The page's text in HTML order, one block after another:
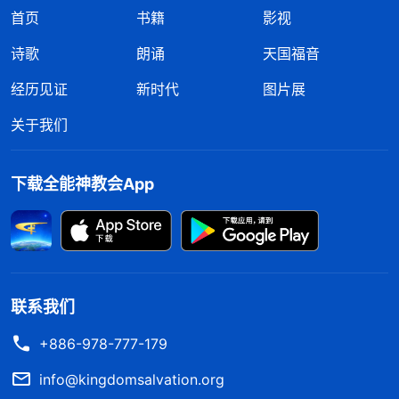
首页 书籍
影视
诗歌
朗诵
天国福音
经历见证
新时代
图片展
关于我们
下载全能神教会App
联系我们
+886-978-777-179
info@kingdomsalvation.org